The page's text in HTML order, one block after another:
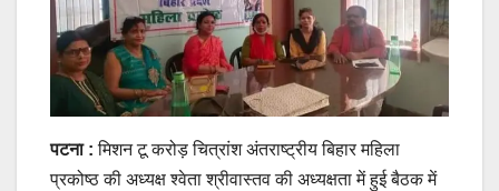
पटना :मिशन टू करोड़ चित्रांश अंतराष्ट्रीय बिहार महिला
प्रकोष्ठ की अध्यक्ष श्वेता श्रीवास्तव की अध्यक्षता में हुई बैठक में